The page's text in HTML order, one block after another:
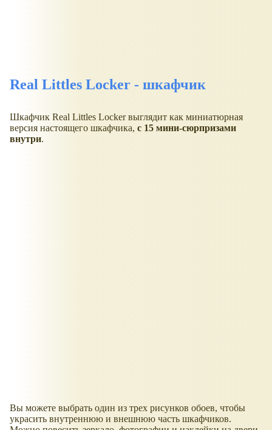
Real Littles Locker - шкафчик
Шкафчик Real Littles Locker выглядит как миниатюрная
версия настоящего шкафчика, с 15 мини-сюрпризами
внутри.
Вы можете выбрать один из трех рисунков обоев, чтобы
украсить внутреннюю и внешнюю часть шкафчиков.